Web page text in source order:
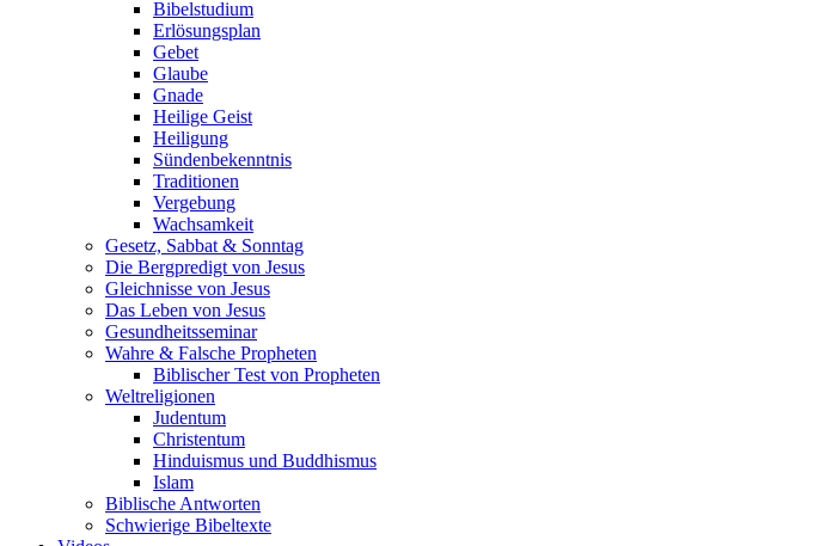
Bibelstudium
Erlösungsplan
Gebet
Glaube
Gnade
Heilige Geist
Heiligung
Sündenbekenntnis
Traditionen
Vergebung
Wachsamkeit
Gesetz, Sabbat & Sonntag
Die Bergpredigt von Jesus
Gleichnisse von Jesus
Das Leben von Jesus
Gesundheitsseminar
Wahre & Falsche Propheten
Biblischer Test von Propheten
Weltreligionen
Judentum
Christentum
Hinduismus und Buddhismus
Islam
Biblische Antworten
Schwierige Bibeltexte